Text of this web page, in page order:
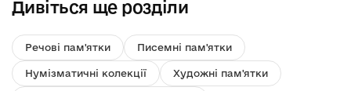
Дивіться ще розділи
Речові пам'ятки Писемні пам'ятки
Нумізматичні колекції Художні пам'ятки